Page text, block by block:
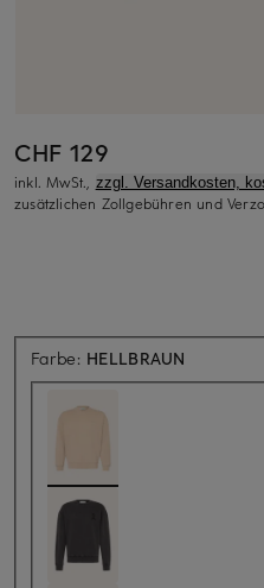
CHF 129
inkl. MwSt., zzgl. Versandkosten,
zusätzlichen Zollgebühren und
Farbe: HELLBRAUN